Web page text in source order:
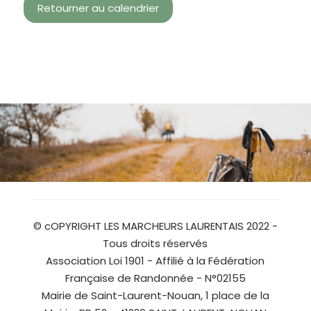
Retourner au calendrier
© cOPYRIGHT LES MARCHEURS LAURENTAIS 2022 -
Tous droits réservés
Association Loi 1901 - Affilié à la Fédération
Française de Randonnée - N°02155
Mairie de Saint-Laurent-Nouan, 1 place de la